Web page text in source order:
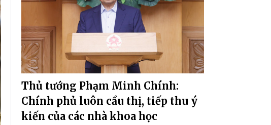
Thủ tướng Phạm Minh Chính:
Chính phủ luôn cầu thị, tiếp thu ý
kiến của các nhà khoa học